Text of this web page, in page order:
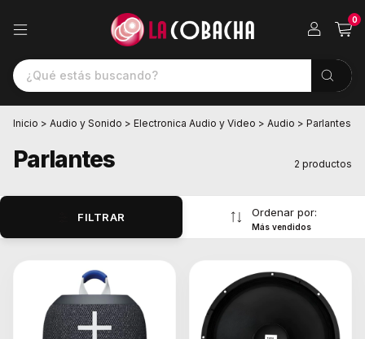
0
Inicio > Audio y Sonido > Electronica Audio y Video > Audio > Parlantes
Parlantes 2 productos
FILTRAR Ordenar por:
Más vendidos